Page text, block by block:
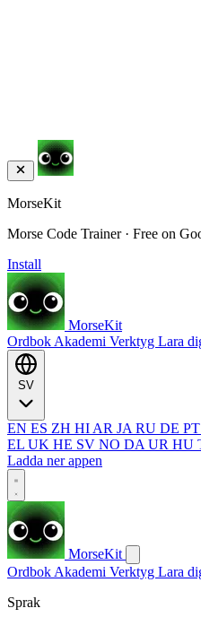
MorseKit
Morse Code Trainer · Free on
Install
MorseKit
Ordbok Akademi Verktyg Lara
EN ES ZH HI AR JA RU DE PT
EL UK HE SV NO DA UR HU
Ladda ner appen
MorseKit
Ordbok Akademi Verktyg Lara
Sprak